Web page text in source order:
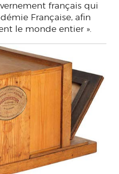
français qui
Française, afin
le monde entier ».